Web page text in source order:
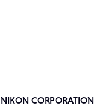
NIKON CORPORATION